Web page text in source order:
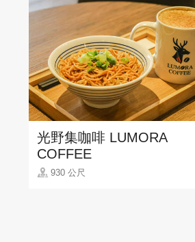
光野集咖啡 LUMORA
COFFEE
930 公尺